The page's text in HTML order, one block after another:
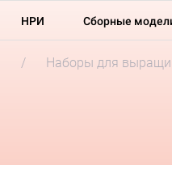
НРИ Сборные
Наборы для